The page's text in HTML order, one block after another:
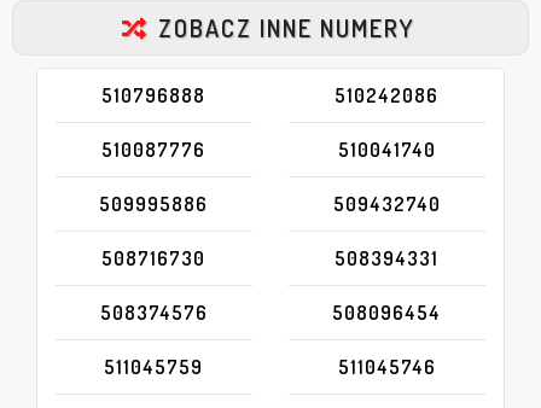
ZOBACZ INNE NUMERY
510796888 510242086
510087776 510041740
509995886 509432740
508716730 508394331
508374576 508096454
511045759 511045746